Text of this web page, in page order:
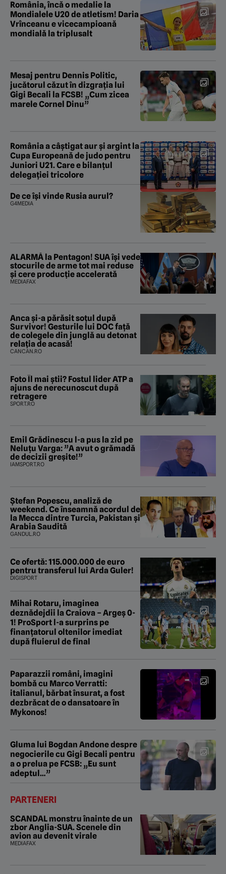
România, încă o medalie la
Mondialele U20 de atletism! Daria
Vrînceanu e vicecampioană
mondială la triplusalt
Mesaj pentru Dennis Politic,
jucătorul căzut în dizgrația lui
Gigi Becali la FCSB! „Cum zicea
marele Cornel Dinu”
România a câștigat aur și argint la
Cupa Europeană de judo pentru
Juniori U21. Care e bilanțul
delegației tricolore
De ce își vinde Rusia aurul?
G4MEDIA
ALARMĂ la Pentagon! SUA își vede
stocurile de arme tot mai reduse
și cere producție accelerată
MEDIAFAX
Anca și-a părăsit soțul după
Survivor! Gesturile lui DOC față
de colegele din junglă au detonat
relația de acasă!
CANCAN.RO
Foto Îl mai știi? Fostul lider ATP a
ajuns de nerecunoscut după
retragere
SPORT.RO
Emil Grădinescu l-a pus la zid pe
Neluțu Varga: ”A avut o grămadă
de decizii greșite!”
IAMSPORT.RO
Ștefan Popescu, analiză de
weekend. Ce înseamnă acordul de
la Mecca dintre Turcia, Pakistan şi
Arabia Saudită
GANDUL.RO
Ce ofertă: 115.000.000 de euro
pentru transferul lui Arda Guler!
DIGISPORT
Mihai Rotaru, imaginea
deznădejdii la Craiova – Argeș 0-
1! ProSport l-a surprins pe
finanțatorul oltenilor imediat
după fluierul de final
Paparazzii români, imagini
bombă cu Marco Verratti:
italianul, bărbat însurat, a fost
dezbrăcat de o dansatoare în
Mykonos!
Gluma lui Bogdan Andone despre
negocierile cu Gigi Becali pentru
a o prelua pe FCSB: „Eu sunt
adeptul…”
PARTENERI
SCANDAL monstru înainte de un
zbor Anglia-SUA. Scenele din
avion au devenit virale
MEDIAFAX